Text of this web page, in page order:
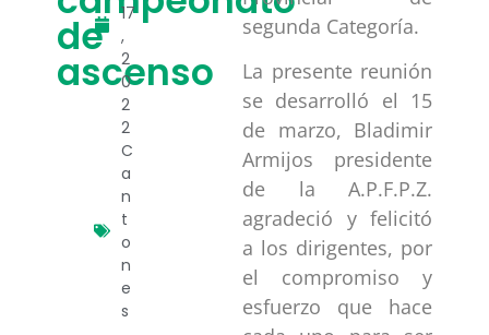
de
ascenso
17
,
2
0
2
2
C
a
n
t
o
n
e
s
segunda Categoría.
La presente reunión
se desarrolló el 15
de marzo, Bladimir
Armijos presidente
de la A.P.F.P.Z.
agradeció y felicitó
a los dirigentes, por
el compromiso y
esfuerzo que hace